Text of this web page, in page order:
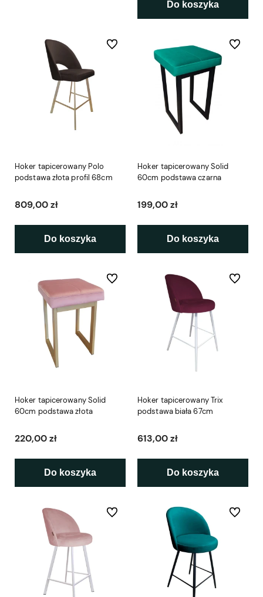
Do koszyka
Hoker tapicerowany Polo
podstawa złota profil 68cm
809,00 zł
Do koszyka
Do ulubionych
Hoker tapicerowany Solid
60cm podstawa czarna
199,00 zł
Do koszyka
Do
Hoker tapicerowany Solid
60cm podstawa złota
220,00 zł
Do koszyka
Do ulubionych
Hoker tapicerowany Trix
podstawa biała 67cm
613,00 zł
Do koszyka
Do
Do ulubionych Do